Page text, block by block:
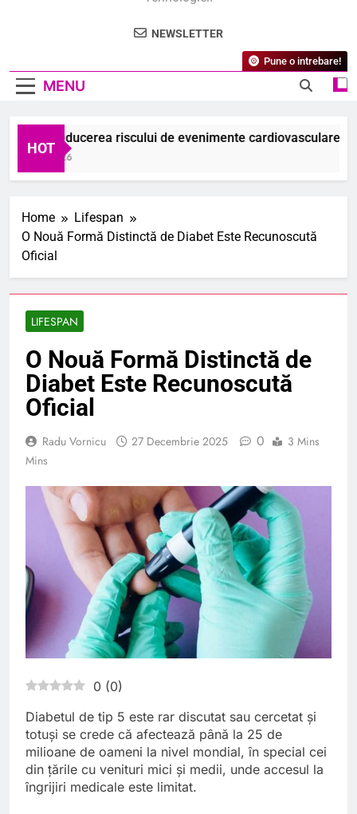
NEWSLETTER
MENU
Pune o intrebare!
HOT
Reducerea riscului de evenimente cardiovasculare
2026
Home
Lifespan
O Nouă Formă Distinctă de Diabet Este Recunoscută
Oficial
LIFESPAN
O Nouă Formă Distinctă de
Diabet Este Recunoscută
Oficial
Radu Vornicu 27 Decembrie 2025 0
3 Mins
Mins
0 (0)
Diabetul de tip 5 este rar discutat sau cercetat și
totuși se crede că afectează până la 25 de
milioane de oameni la nivel mondial, în special cei
din țările cu venituri mici și medii, unde accesul la
îngrijiri medicale este limitat.